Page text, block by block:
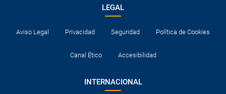
LEGAL
Aviso Legal Privacidad Seguridad Política de Cookies
Canal Ético Accesibilidad
INTERNACIONAL